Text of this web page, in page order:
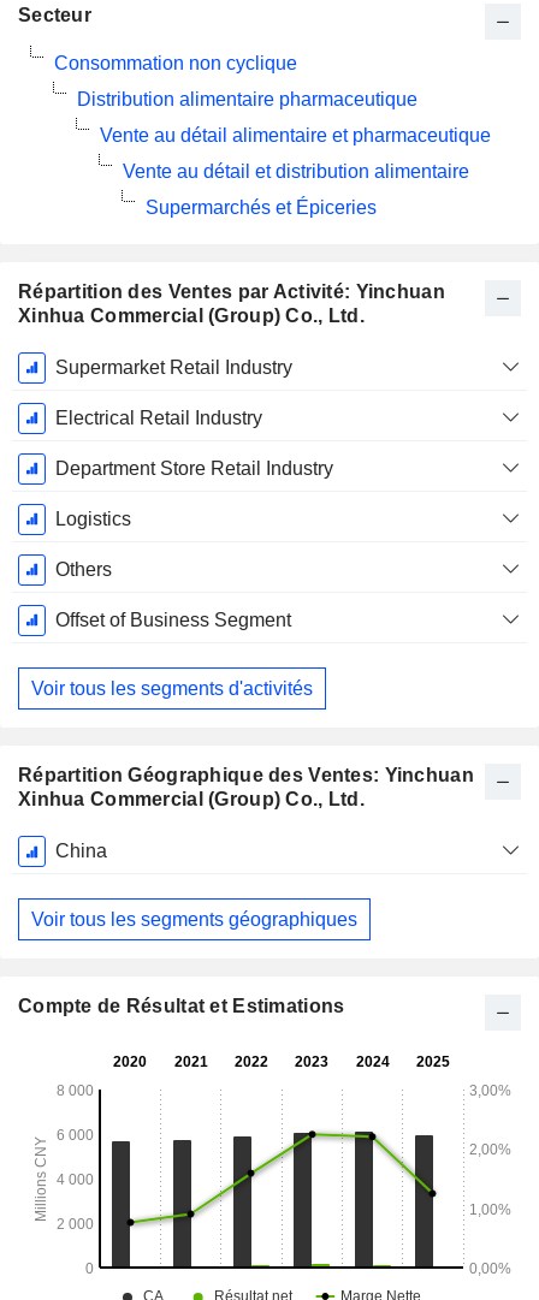
Répartition des Ventes par Activité: Yinchuan
Xinhua Commercial (Group) Co., Ltd.
Période
Fiscale:
Décembre
Supermarket Retail Industry
Electrical Retail Industry
Department Store Retail Industry
Logistics
Others
Offset of Business Segment
Voir tous les segments d'activités
Répartition Géographique des Ventes: Yinchuan
Xinhua Commercial (Group) Co., Ltd.
Période
Fiscale:
Décembre
China
Voir tous les segments géographiques
Secteur
Consommation non cyclique
Distribution alimentaire pharmaceutique
Vente au détail alimentaire et pharmaceutique
Vente au détail et distribution alimentaire
Supermarchés et Épiceries
Compte de Résultat et Estimations